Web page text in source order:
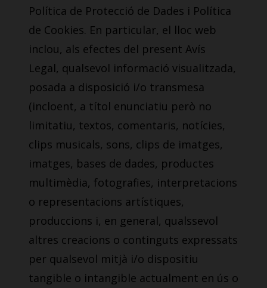
Política de Protecció de Dades i Política
de Cookies. En particular, el lloc web
inclou, als efectes del present Avís
Legal, qualsevol informació visualitzada,
posada a disposició i/o transmesa
(incloent, a títol enunciatiu però no
limitatiu, textos, comentaris, notícies,
clips musicals, sons, clips de imatges,
imatges, bases de dades, productes
multimèdia, fotografies, interpretacions
o representacions artístiques,
produccions i, en general, qualssevol
altres creacions o continguts expressats
per qualsevol mitjà i/o dispositiu
tangible o intangible actualment en ús o